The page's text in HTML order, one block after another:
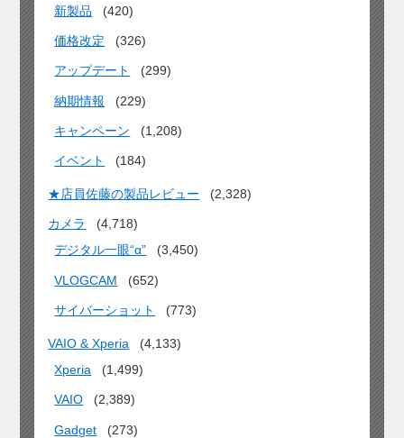
新製品
(420)
価格改定 (326)
アップデート (299)
納期情報 (229)
キャンペーン (1,208)
イベント (184)
★店員佐藤の製品レビュー (2,328)
カメラ
(4,718)
デジタル一眼“α”
(3,450)
VLOGCAM (652)
サイバーショット (773)
VAIO & Xperia
(4,133)
Xperia
(1,499)
VAIO (2,389)
Gadget (273)